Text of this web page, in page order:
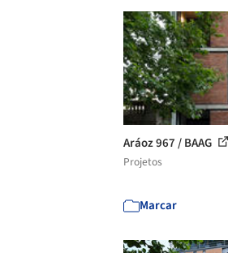
Aráoz 967 / BAAG
Projetos
Marcar